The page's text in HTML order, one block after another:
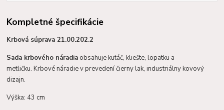
Kompletné špecifikácie
Krbová súprava 21.00.202.2
Sada krbového náradia obsahuje kutáč, kliešte, lopatku a
metličku. Krbové náradie v prevedení čierny lak, industriálny kovový
dizajn.
Výška: 43 cm